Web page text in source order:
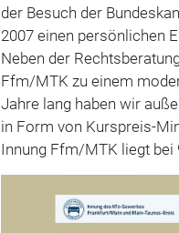
der Besuch der
2007 einen persönlichen
Neben der
Ffm/MTK zu einem
Jahre lang haben wir
in Form von Kurspreis-
Innung Ffm/MTK liegt bei